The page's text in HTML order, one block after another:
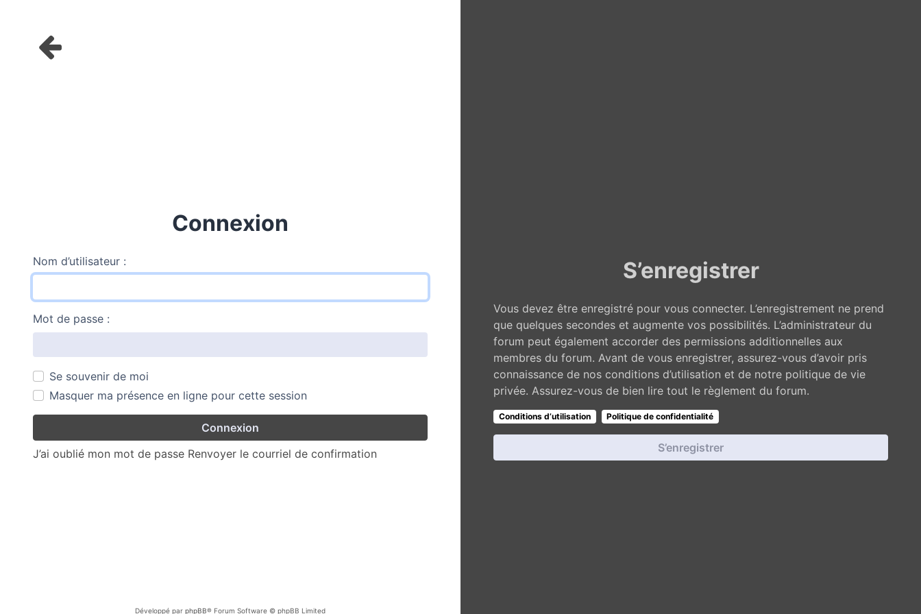
Connexion
Nom d’utilisateur :
Mot de passe :
Se souvenir de moi
Masquer ma présence en ligne pour cette session
J’ai oublié mon mot de passe Renvoyer le courriel de confirmation
Développé par phpBB® Forum Software © phpBB Limited
S’enregistrer
Vous devez être enregistré pour vous connecter. L’enregistrement ne prend
que quelques secondes et augmente vos possibilités. L’administrateur du
forum peut également accorder des permissions additionnelles aux
membres du forum. Avant de vous enregistrer, assurez-vous d’avoir pris
connaissance de nos conditions d’utilisation et de notre politique de vie
privée. Assurez-vous de bien lire tout le règlement du forum.
Conditions d’utilisation Politique de confidentialité
S’enregistrer